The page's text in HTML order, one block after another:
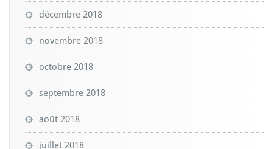
décembre 2018
novembre 2018
octobre 2018
septembre 2018
août 2018
juillet 2018